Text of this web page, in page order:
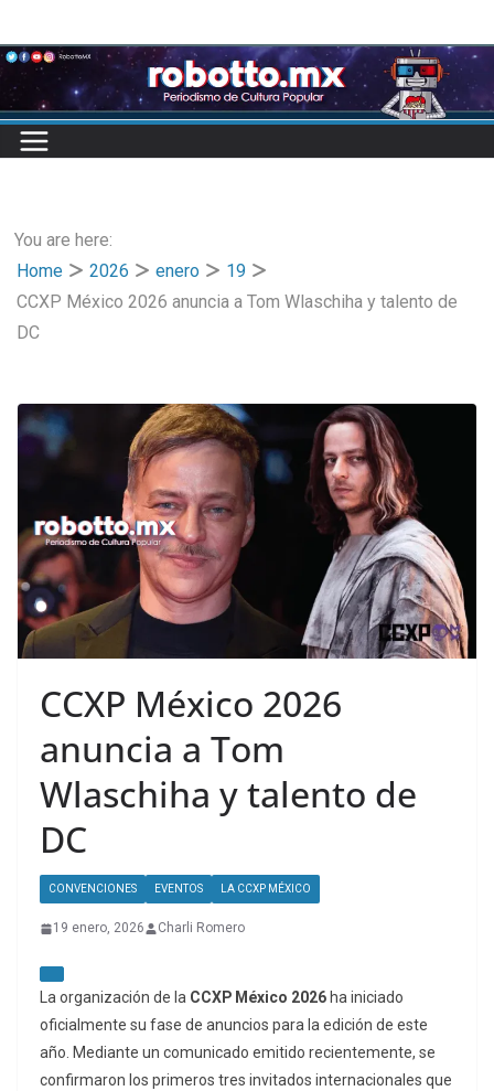
to
content
You are here:
Home
2026 enero
19
CCXP México 2026 anuncia a Tom Wlaschiha y talento de
DC
CCXP México 2026
anuncia a Tom
Wlaschiha y talento de
DC
CONVENCIONES EVENTOS LA CCXP MÉXICO
19 enero, 2026 Charli Romero
La organización de la CCXP México 2026 ha iniciado
oficialmente su fase de anuncios para la edición de este
año. Mediante un comunicado emitido recientemente, se
confirmaron los primeros tres invitados internacionales que